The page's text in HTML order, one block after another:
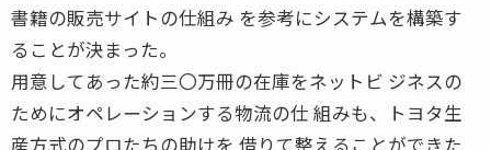
書籍の販売サイトの仕組み を参考にシステムを構築す
ることが決まった。
用意してあった約三〇万冊の在庫をネットビ ジネスの
ためにオペレーションする物流の仕 組みも、トヨタ生
産方式のプロたちの助けを 借りて整えることができた